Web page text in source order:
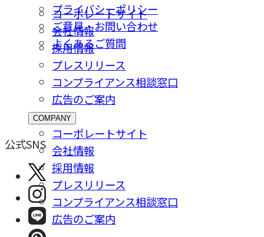
プライバシーポリシー
ご意⾒・お問い合わせ
よくあるご質問
コーポレートサイト
会社情報
採⽤情報
プレスリリース
コンプライアンス相談窓⼝
広告のご案内
COMPANY
コーポレートサイト
会社情報
採⽤情報
プレスリリース
コンプライアンス相談窓⼝
広告のご案内
公式SNS